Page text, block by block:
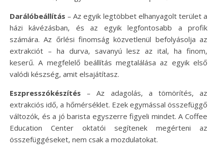
Darálóbeállítás – Az egyik legtöbbet elhanyagolt terület a
házi kávézásban, és az egyik legfontosabb a profik
számára. Az őrlési finomság közvetlenül befolyásolja az
extrakciót – ha durva, savanyú lesz az ital, ha finom,
keserű. A megfelelő beállítás megtalálása az egyik első
valódi készség, amit elsajátítasz.
Eszpresszókészítés – Az adagolás, a tömörítés, az
extrakciós idő, a hőmérséklet. Ezek egymással összefüggő
változók, és a jó barista egyszerre figyeli mindet. A Coffee
Education Center oktatói segítenek megérteni az
összefüggéseket, nem csak a mozdulatokat.